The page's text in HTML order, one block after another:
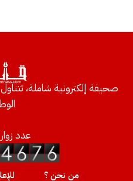
صحيفة إلكترونية شاملة، تتناول
عدد
من نحن ؟